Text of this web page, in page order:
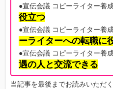
●宣伝会議 コピーライター養
役立つ
●宣伝会議 コピーライター養
ーライターへの転職に
●宣伝会議 コピーライター養
遇の人と交流できる
当記事を最後までお読みいただ